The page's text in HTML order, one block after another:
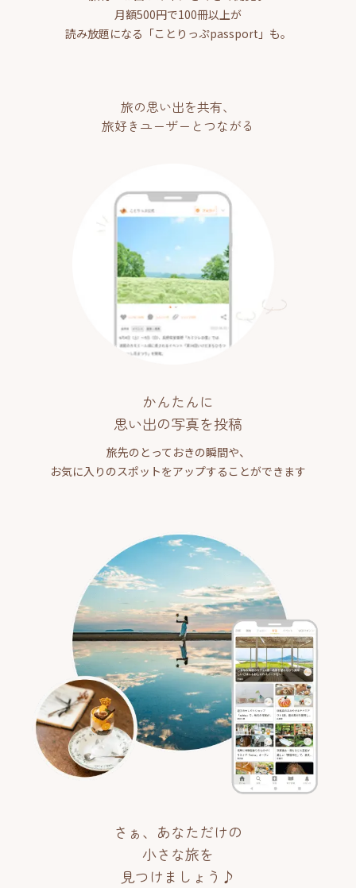
月額500円で100冊以上が
読み放題になる「ことりっぷpassport」も。
旅の思い出を共有、
旅好きユーザーとつながる
かんたんに
思い出の写真を投稿
旅先のとっておきの瞬間や、
お気に入りのスポットをアップすることができます
さぁ、あなただけの
小さな旅を
見つけましょう♪